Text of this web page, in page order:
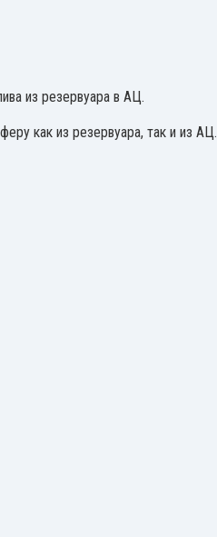
из резервуара в АЦ.
как из резервуара, так и из АЦ.